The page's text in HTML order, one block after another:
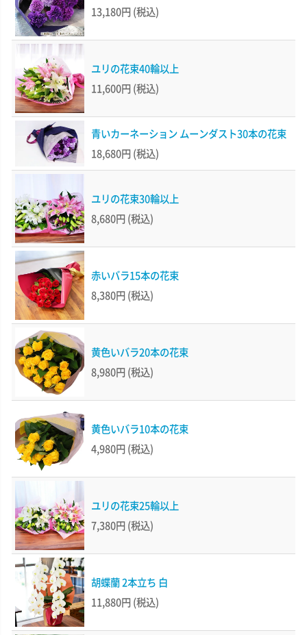
13,180円 (税込)
ユリの花束40輪以上
11,600円 (税込)
青いカーネーション ムーンダスト30本の花束
18,680円 (税込)
ユリの花束30輪以上
8,680円 (税込)
赤いバラ15本の花束
8,380円 (税込)
黄色いバラ20本の花束
8,980円 (税込)
黄色いバラ10本の花束
4,980円 (税込)
ユリの花束25輪以上
7,380円 (税込)
胡蝶蘭 2本立ち 白
11,880円 (税込)